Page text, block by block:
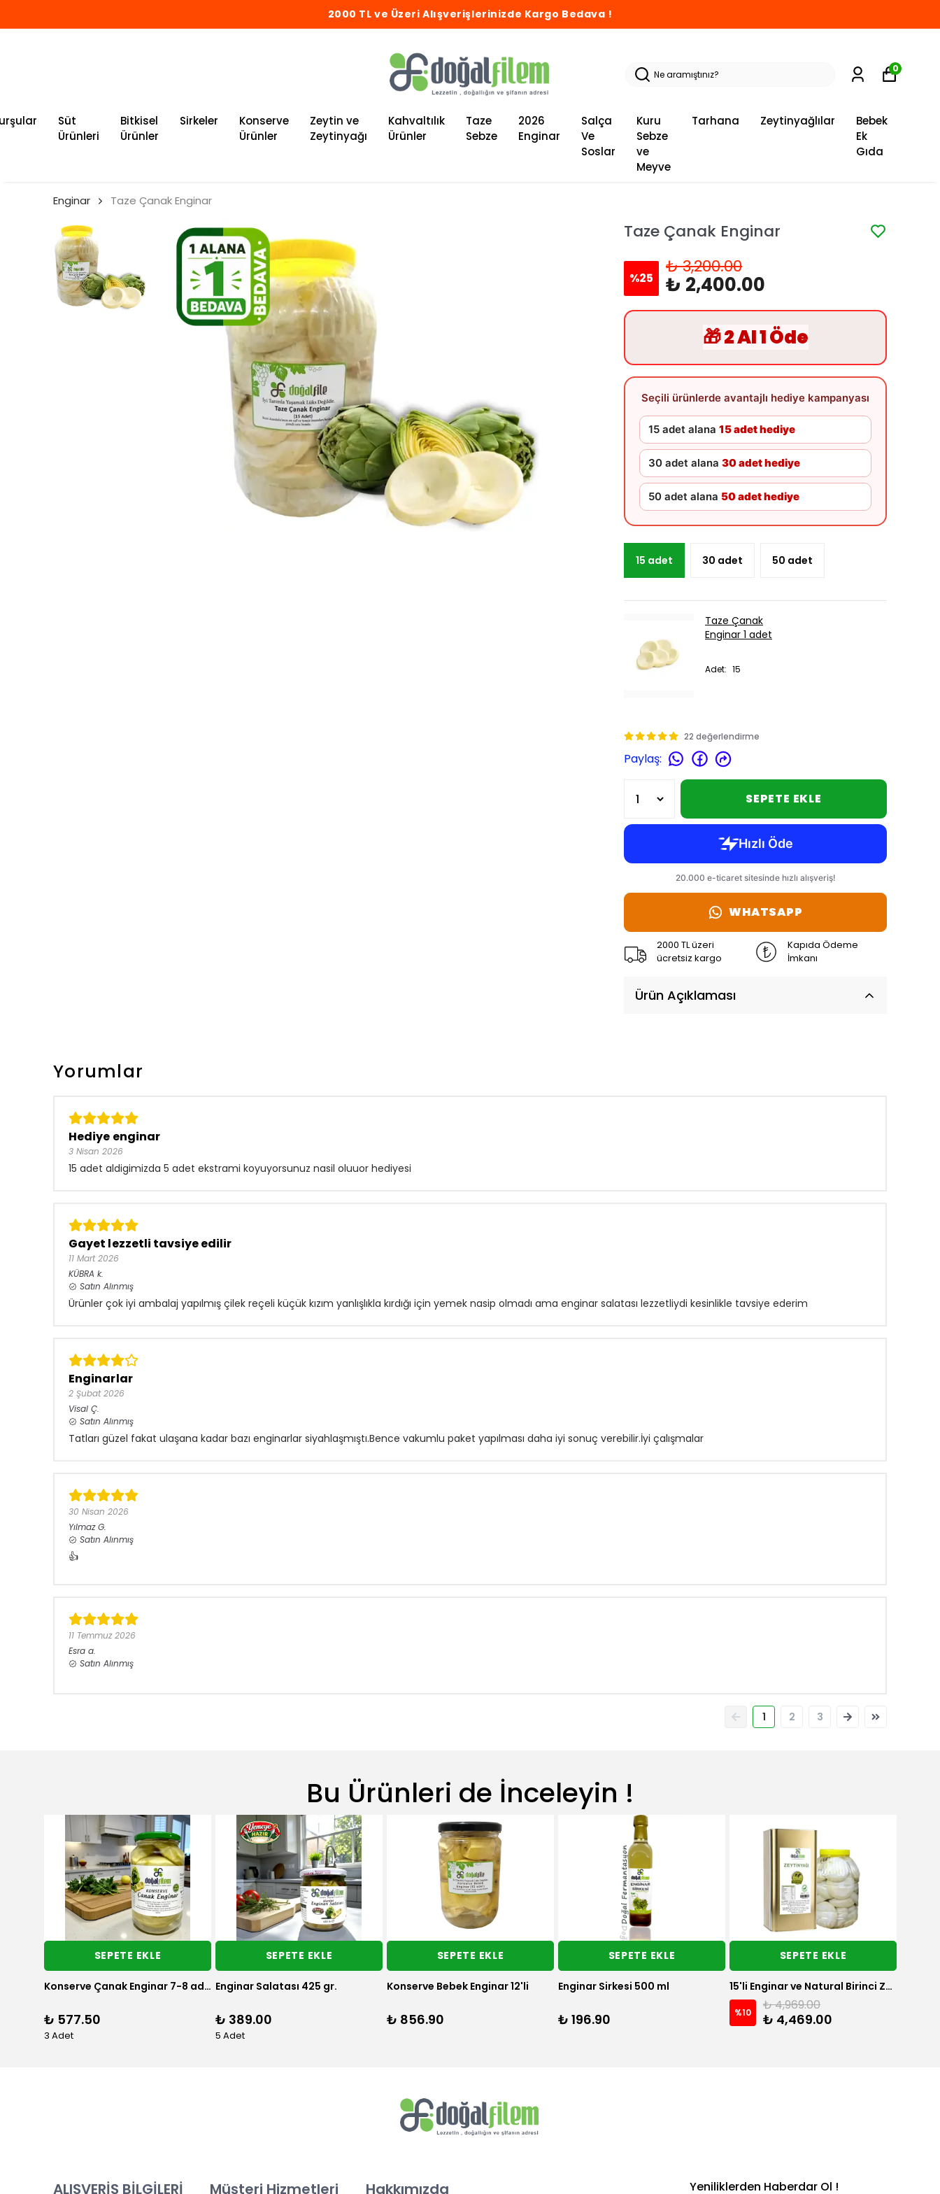
2000 TL ve Üzeri Alışverişlerinizde Kargo Bedava !
Süt
Ürünleri
Bitkisel
Ürünler
Sirkeler
Konserve
Ürünler
Zeytin ve
Zeytinyağı
Kahvaltılık
Ürünler
Taze
Sebze
2026
Enginar
Salça
Ve
Soslar
Kuru
Sebze
ve
Meyve
Tarhana Zeytinyağlılar
Bebek
Ek
Gıda
0
Enginar Taze Çanak Enginar
Taze Çanak Enginar
%25
₺ 3,200.00
₺ 2,400.00
🎁 2 Al 1 Öde
Seçili ürünlerde avantajlı hediye kampanyası
15 adet alana 15 adet hediye
30 adet alana 30 adet hediye
50 adet alana 50 adet hediye
15 adet 30 adet 50 adet
Taze Çanak
Enginar 1 adet
Adet: 15
22 değerlendirme
Paylaş:
SEPETE EKLE
WHATSAPP
2000 TL üzeri
ücretsiz kargo
Kapıda Ödeme
İmkanı
Ürün Açıklaması
Yorumlar
Hediye enginar
3 Nisan 2026
15 adet aldigimizda 5 adet ekstrami koyuyorsunuz nasil oluuor hediyesi
Gayet lezzetli tavsiye edilir
11 Mart 2026
KÜBRA k.
Satın Alınmış
Ürünler çok iyi ambalaj yapılmış çilek reçeli küçük kızım yanlışlıkla kırdığı için yemek nasip olmadı ama enginar salatası lezzetliydi kesinlikle tavsiye ederim
Enginarlar
2 Şubat 2026
Visal Ç.
Satın Alınmış
Tatları güzel fakat ulaşana kadar bazı enginarlar siyahlaşmıştı.Bence vakumlu paket yapılması daha iyi sonuç verebilir.İyi çalışmalar
30 Nisan 2026
Yılmaz G.
Satın Alınmış
👍
11 Temmuz 2026
Esra a.
Satın Alınmış
1 2 3
Bu Ürünleri de İnceleyin !
SEPETE EKLE
Konserve Çanak Enginar 7-8 adet 660 CC
₺ 577.50
3 Adet
SEPETE EKLE
Enginar Salatası 425 gr.
₺ 389.00
5 Adet
SEPETE EKLE
Konserve Bebek Enginar 12'li
₺ 856.90
SEPETE EKLE
Enginar Sirkesi 500 ml
₺ 196.90
SEPETE EKLE
15'li Enginar ve Natural Birinci Zeytinyağı paketi
%10 ₺ 4,969.00
₺ 4,469.00
ALIŞVERİŞ BİLGİLERİ Müşteri Hizmetleri Hakkımızda Yeniliklerden Haberdar Ol !